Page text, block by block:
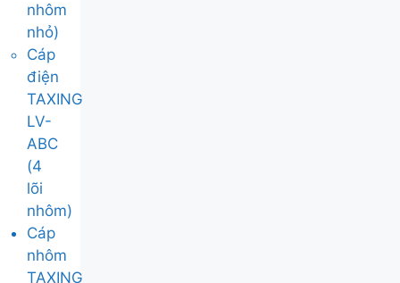
nhôm
nhỏ)
Cáp
điện
TAXING
LV-
ABC
(4
lõi
nhôm)
Cáp
nhôm
TAXING